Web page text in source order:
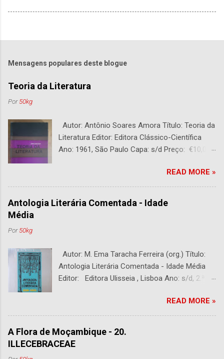
Mensagens populares deste blogue
Teoria da Literatura
Por50kg
Autor: Antônio Soares Amora Título: Teoria da
Literatura Editor: Editora Clássico-Científica
Ano: 1961, São Paulo Capa: s/d Preço: €10,00
READ MORE »
Antologia Literária Comentada - Idade
Média
Por50kg
Autor: M. Ema Taracha Ferreira (org.) Título:
Antologia Literária Comentada - Idade Média
Editor: Editora Ulisseia , Lisboa Ano: s/d, 2.ª
Com alguns sublinhados a lapiseira. Usado.
Com 252 páginas.
READ MORE »
A Flora de Moçambique - 20.
ILLECEBRACEAE